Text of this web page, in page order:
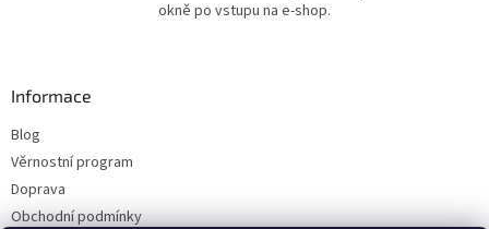
okně po vstupu na e-shop.
Informace
Blog
Věrnostní program
Doprava
Obchodní podmínky